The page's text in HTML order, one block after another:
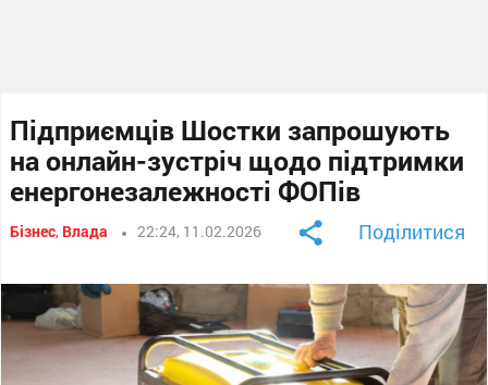
Підприємців Шостки запрошують
на онлайн-зустріч щодо підтримки
енергонезалежності ФОПів
Бізнес, Влада 22:24, 11.02.2026 Поділитися